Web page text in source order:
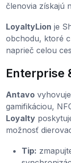
členovia získajú
LoyaltyLion je
obchodu, ktoré
naprieč celou
Enterprise
Antavo
gamifikáciou,
Loyalty
možnosť
Tip: